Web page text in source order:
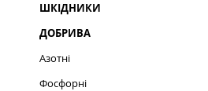
ШКІДНИКИ
ДОБРИВА
Азотні
Фосфорні